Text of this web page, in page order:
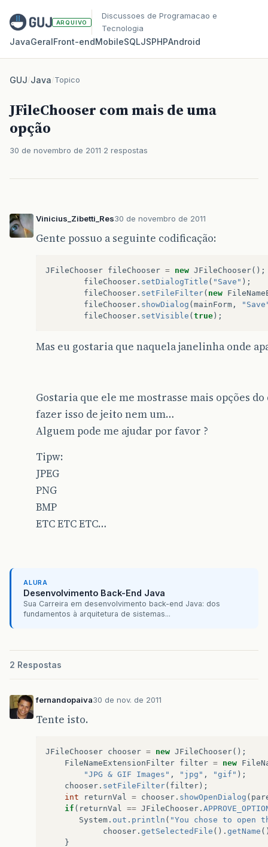
ARQUIVO
Discussoes de Programacao e
Tecnologia
JavaGeralFront‑endMobileSQLJSPHPAndroid
GUJ/Java/Topico
JFileChooser com mais de uma
opção
30 de novembro de 2011 2 respostas
Vinicius_Zibetti_Res30 de novembro de 2011
Gente possuo a seguinte codificação:
JFileChooser fileChooser = new JFileChooser();
fileChooser . setDialogTitle ( "Save" );
fileChooser . setFileFilter( new
fileChooser . showDialog ( mainForm ,
fileChooser . setVisible ( true );
Mas eu gostaria que naquela janelinha onde
Gostaria que ele me mostrasse mais opções do
fazer isso de jeito nem um…
Alguem pode me ajudar por favor ?
Tipw:
JPEG
PNG
BMP
ETC ETC ETC…
ALURA
Desenvolvimento Back-End Java
Sua Carreira em desenvolvimento back-end Java: dos
fundamentos à arquitetura de sistemas...
2 Respostas
fernandopaiva30 de nov. de 2011
Tente isto.
JFileChooser chooser = new JFileChooser();
FileNameExtensionFilter filter = new
"JPG & GIF Images" , "jpg" , "gif" );
chooser . setFileFilter( filter );
int
returnVal = chooser . showOpenDialog (
if ( returnVal == JFileChooser .
System . out . println ( "You chose to
chooser . getSelectedFile (). getName
}